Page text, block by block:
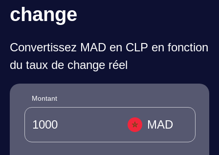
change
Convertissez MAD en CLP en fonction
du taux de change réel
Montant
MAD